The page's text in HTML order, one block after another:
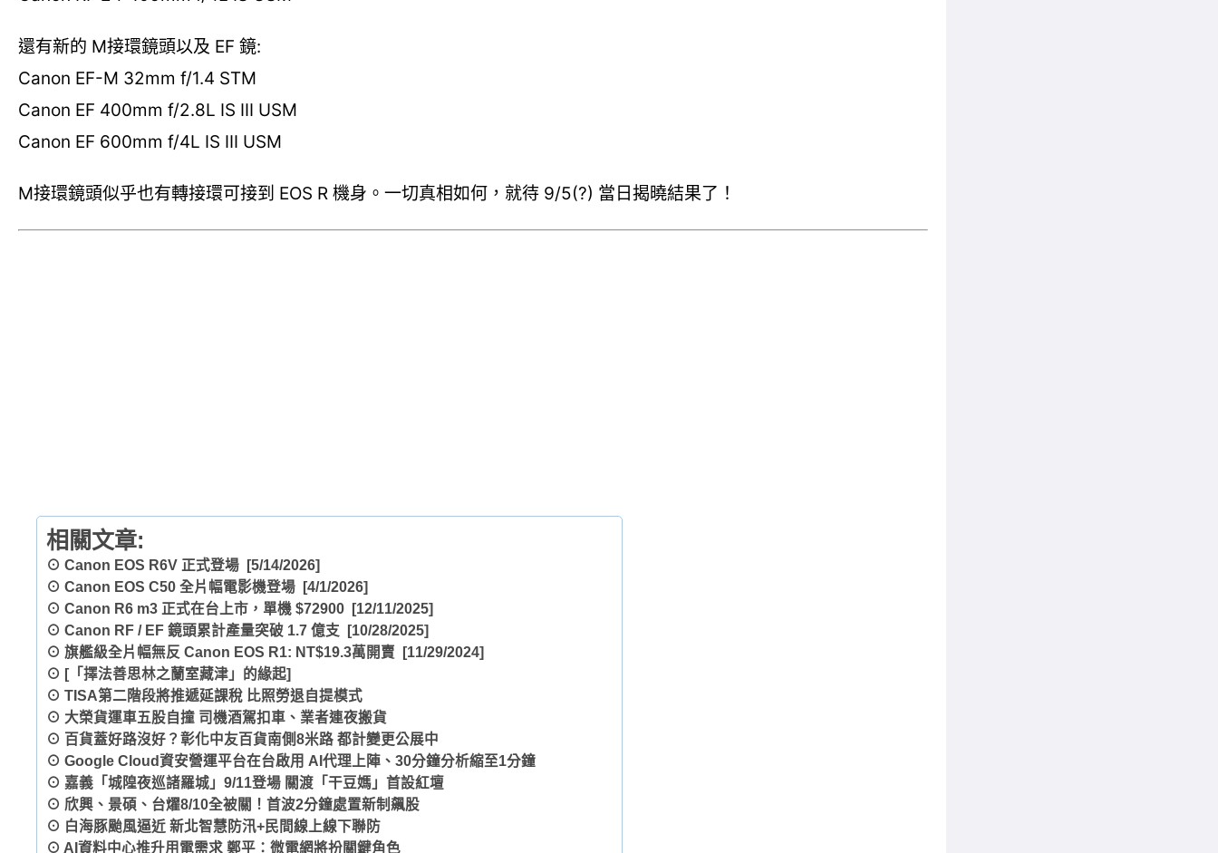
還有新的 M接環鏡頭以及 EF 鏡:
Canon EF-M 32mm f/1.4 STM
Canon EF 400mm f/2.8L IS III USM
Canon EF 600mm f/4L IS III USM
M接環鏡頭似乎也有轉接環可接到 EOS R 機身。一切真相如何，就待 9/5(?) 當日揭曉結果了！
相關文章:
⊙ Canon EOS R6V 正式登場 [5/14/2026]
⊙ Canon EOS C50 全片幅電影機登場 [4/1/2026]
⊙ Canon R6 m3 正式在台上市，單機 $72900 [12/11/2025]
⊙ Canon RF / EF 鏡頭累計產量突破 1.7 億支 [10/28/2025]
⊙ 旗艦級全片幅無反 Canon EOS R1: NT$19.3萬開賣 [11/29/2024]
⊙ [「擇法善思林之蘭室藏津」的緣起]
⊙ TISA第二階段將推遞延課稅 比照勞退自提模式
⊙ 大榮貨運車五股自撞 司機酒駕扣車、業者連夜搬貨
⊙ 百貨蓋好路沒好？彰化中友百貨南側8米路 都計變更公展中
⊙ Google Cloud資安營運平台在台啟用 AI代理上陣、30分鐘分析縮至1分鐘
⊙ 嘉義「城隍夜巡諸羅城」9/11登場 關渡「干豆媽」首設紅壇
⊙ 欣興、景碩、台燿8/10全被關！首波2分鐘處置新制飆股
⊙ 白海豚颱風逼近 新北智慧防汛+民間線上線下聯防
⊙ AI資料中心推升用電需求 鄭平：微電網將扮關鍵角色